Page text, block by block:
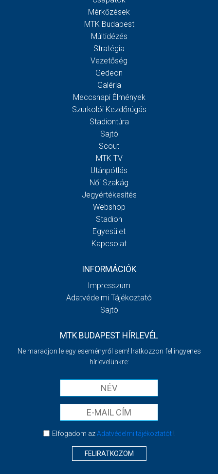
Mérkőzések
MTK Budapest
Múltidézés
Stratégia
Vezetőség
Gedeon
Galéria
Meccsnapi Élmények
Szurkolói Kezdőrúgás
Stadiontúra
Sajtó
Scout
MTK TV
Utánpótlás
Női Szakág
Jegyértékesítés
Webshop
Stadion
Egyesület
Kapcsolat
INFORMÁCIÓK
Impresszum
Adatvédelmi Tájékoztató
Sajtó
MTK BUDAPEST HÍRLEVÉL
Ne maradjon le egy eseményről sem! Iratkozzon fel ingyenes
hírlevelünkre:
Elfogadom azAdatvédelmi tájékoztatót!
FELIRATKOZOM